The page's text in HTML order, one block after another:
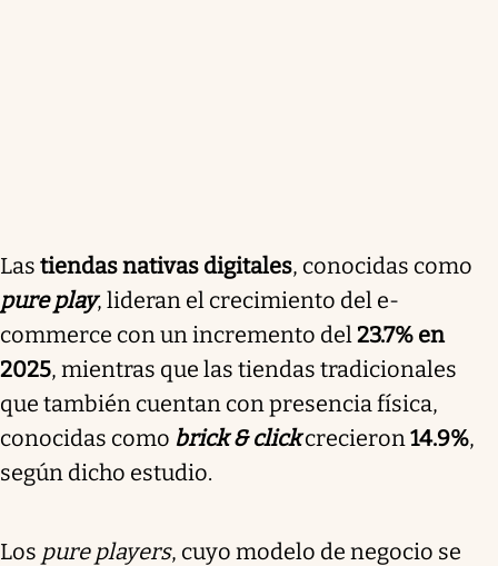
Las tiendas nativas digitales, conocidas como
pure play, lideran el crecimiento del e-
commerce con un incremento del23.7% en
2025, mientras que las tiendas tradicionales
que también cuentan con presencia física,
conocidas como brick & clickcrecieron14.9%,
según dicho estudio.
Los pure players, cuyo modelo de negocio se